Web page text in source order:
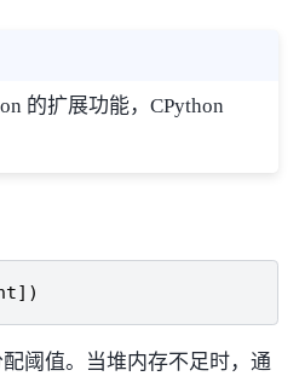
的扩展功能，CPython
])
阈值。当堆内存不足时，通